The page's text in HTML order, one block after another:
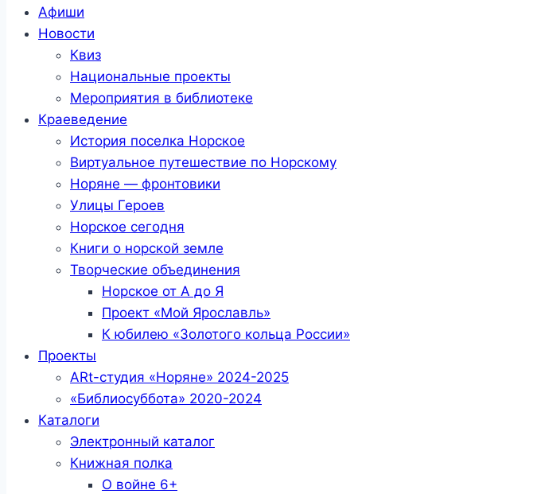
Афиши
Новости
Квиз
Национальные проекты
Мероприятия в библиотеке
Краеведение
История поселка Норское
Виртуальное путешествие по Норскому
Норяне — фронтовики
Улицы Героев
Норское сегодня
Книги о норской земле
Творческие объединения
Норское от А до Я
Проект «Мой Ярославль»
К юбилею «Золотого кольца России»
Проекты
ARt-студия «Норяне» 2024-2025
«Библиосуббота» 2020-2024
Каталоги
Электронный каталог
Книжная полка
О войне 6+